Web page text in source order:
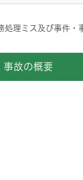
理ミス及び事件・
事故の概要